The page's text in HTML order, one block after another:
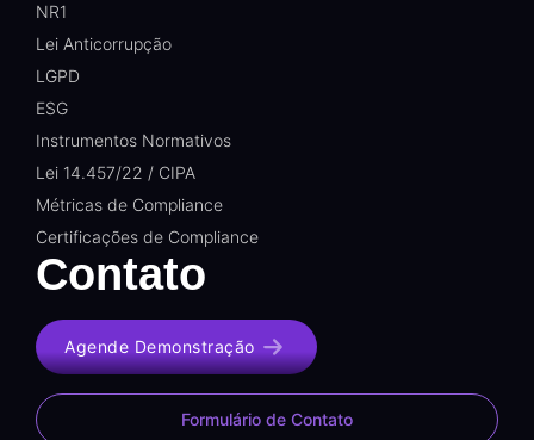
NR1
Lei Anticorrupção
LGPD
ESG
Instrumentos Normativos
Lei 14.457/22 / CIPA
Métricas de Compliance
Certificações de Compliance
Contato
Agende Demonstração
Formulário de Contato